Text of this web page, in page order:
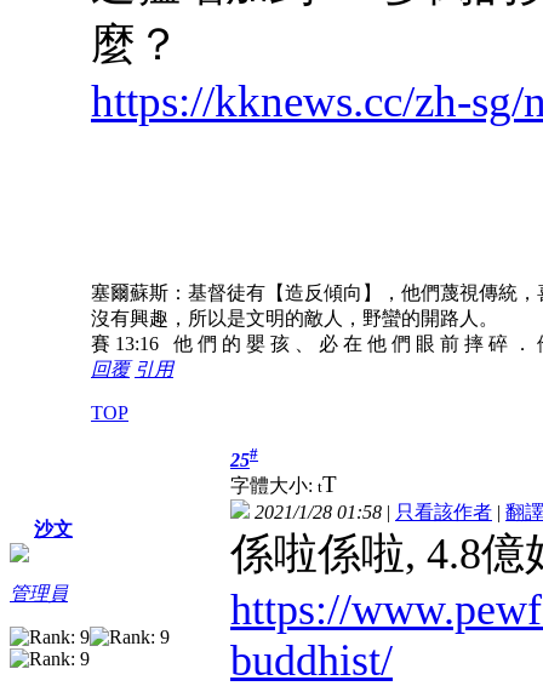
麼？
https://kknews.cc/zh-sg/
塞爾蘇斯：基督徒有【造反傾向】，他們蔑視傳統
沒有興趣，所以是文明的敵人，野蠻的開路人。
賽 13:16 他 們 的 嬰 孩 、 必 在 他 們 眼 前 摔 碎 ．
回覆 引用
TOP
沙文
管理員
25#
字體大小: tT
2021/1/28 01:58 | 只看該作者 | 翻譯
係啦係啦, 4.8億
https://
buddhist/